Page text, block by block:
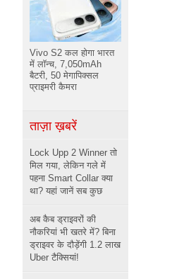
Vivo S2 कल होगा भारत
में लॉन्च, 7,050mAh
बैटरी, 50 मेगापिक्सल
प्राइमरी कैमरा
ताज़ा ख़बरें
Lock Upp 2 Winner तो
मिल गया, लेकिन गले में
पहना Smart Collar क्या
था? यहां जानें सब कुछ
अब कैब ड्राइवरों की
नौकरियां भी खतरे में? बिना
ड्राइवर के दौड़ेंगी 1.2 लाख
Uber टैक्सियां!